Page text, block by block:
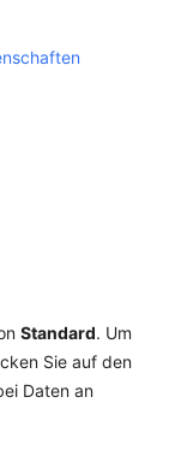
Standard. Um
Sie auf den
Daten an